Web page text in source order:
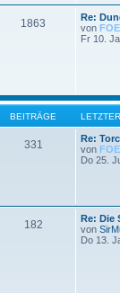
1863
Re:
von FOE
Fr 10.
BEITRÄGE
331
Re:
von FOE
Do 25.
182
Re: Die
von
Do 13.